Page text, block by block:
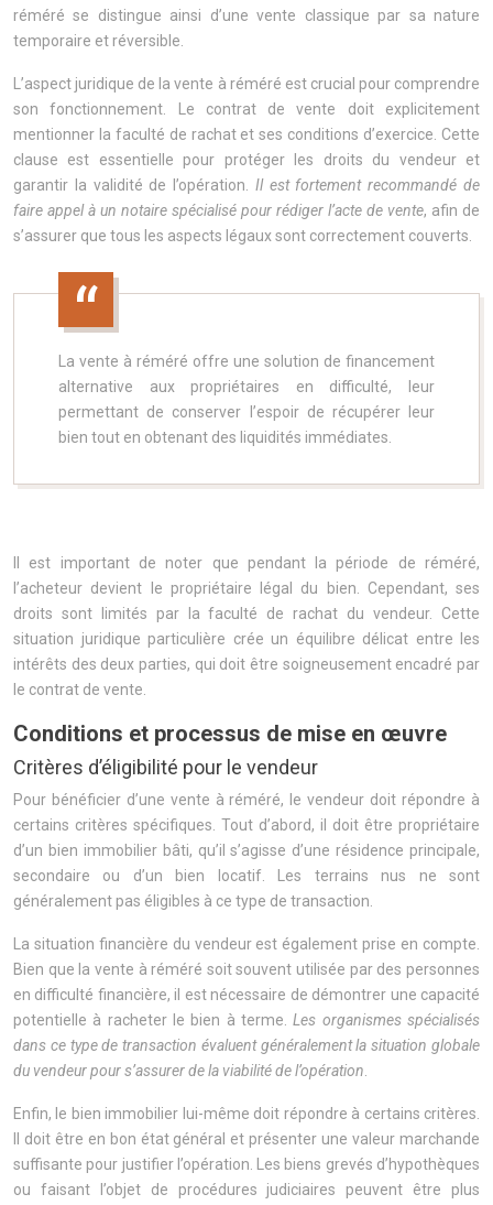
réméré se distingue ainsi d’une vente classique par sa nature
temporaire et réversible.
L’aspect juridique de la vente à réméré est crucial pour comprendre
son fonctionnement. Le contrat de vente doit explicitement
mentionner la faculté de rachat et ses conditions d’exercice. Cette
clause est essentielle pour protéger les droits du vendeur et
garantir la validité de l’opération. Il est fortement recommandé de
faire appel à un notaire spécialisé pour rédiger l’acte de vente, afin de
s’assurer que tous les aspects légaux sont correctement couverts.
La vente à réméré offre une solution de financement
alternative aux propriétaires en difficulté, leur
permettant de conserver l’espoir de récupérer leur
bien tout en obtenant des liquidités immédiates.
Il est important de noter que pendant la période de réméré,
l’acheteur devient le propriétaire légal du bien. Cependant, ses
droits sont limités par la faculté de rachat du vendeur. Cette
situation juridique particulière crée un équilibre délicat entre les
intérêts des deux parties, qui doit être soigneusement encadré par
le contrat de vente.
Conditions et processus de mise en œuvre
Critères d’éligibilité pour le vendeur
Pour bénéficier d’une vente à réméré, le vendeur doit répondre à
certains critères spécifiques. Tout d’abord, il doit être propriétaire
d’un bien immobilier bâti, qu’il s’agisse d’une résidence principale,
secondaire ou d’un bien locatif. Les terrains nus ne sont
généralement pas éligibles à ce type de transaction.
La situation financière du vendeur est également prise en compte.
Bien que la vente à réméré soit souvent utilisée par des personnes
en difficulté financière, il est nécessaire de démontrer une capacité
potentielle à racheter le bien à terme.Les organismes spécialisés
dans ce type de transaction évaluent généralement la situation globale
du vendeur pour s’assurer de la viabilité de l’opération
Enfin, le bien immobilier lui-même doit répondre à certains critères.
Il doit être en bon état général et présenter une valeur marchande
suffisante pour justifier l’opération. Les biens grevés d’hypothèques
ou faisant l’objet de procédures judiciaires peuvent être plus